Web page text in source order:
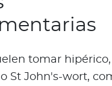
tomar
St John's-wort,